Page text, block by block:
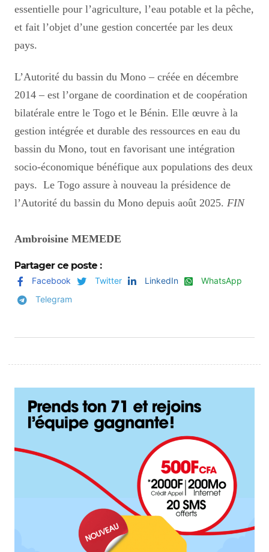
essentielle pour l’agriculture, l’eau potable et la pêche,
et fait l’objet d’une gestion concertée par les deux
pays.
L’Autorité du bassin du Mono – créée en décembre
2014 – est l’organe de coordination et de coopération
bilatérale entre le Togo et le Bénin. Elle œuvre à la
gestion intégrée et durable des ressources en eau du
bassin du Mono, tout en favorisant une intégration
socio-économique bénéfique aux populations des deux
pays. Le Togo assure à nouveau la présidence de
l’Autorité du bassin du Mono depuis août 2025. FIN
Ambroisine MEMEDE
Partager ce poste :
Facebook Twitter LinkedIn
WhatsApp
Telegram